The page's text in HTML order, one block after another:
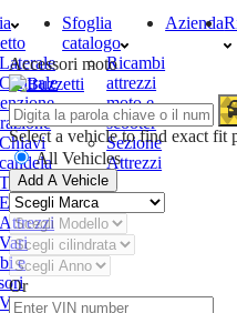
Laterale
Centrale
Chiavi
candela
Tester
Estrattori
Attrezzi
Vari
e
Vari
Sfoglia
catalogo
Ricambi
attrezzi
moto e
scooter
Sezione
Attrezzi
Azienda
Accessori moto
Select a vehicle to find exact fit
All Vehicles
Add A Vehicle
Or